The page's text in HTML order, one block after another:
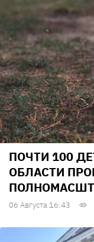
ПОЧТИ 100
ОБЛАСТИ
06 Августа 16:43